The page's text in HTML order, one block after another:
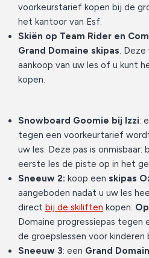
voorkeurstarief kopen bij de
het kantoor van Esf.
Skiën op Team Rider en
Grand Domaine skipas.
aankoop van uw les of u kunt
kopen.
Snowboard Goomie bij Izzi:
tegen een voorkeurtarief
uw les. Deze pas is onmisbaar:
eerste les de piste op in het
Sneeuw 2: koop een skipas
aangeboden nadat u uw les
direct bij de skiliften kopen.
Domaine progressiepas
de groepslessen voor
Sneeuw 3: een Grand